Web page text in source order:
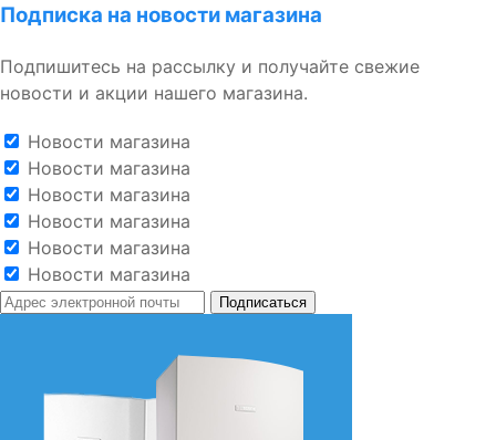
Подписка на новости магазина
Подпишитесь на рассылку и получайте свежие
новости и акции нашего магазина.
Новости магазина
Новости магазина
Новости магазина
Новости магазина
Новости магазина
Новости магазина